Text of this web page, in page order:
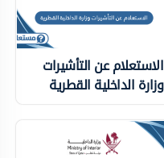
الاستعلام عن التأشيرات
وزارة الداخلية ‏القطرية